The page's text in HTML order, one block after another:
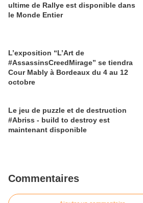
ultime de Rallye est disponible dans
le Monde Entier
L’exposition “L’Art de
#AssassinsCreedMirage” se tiendra
Cour Mably à Bordeaux du 4 au 12
octobre
Le jeu de puzzle et de destruction
#Abriss - build to destroy est
maintenant disponible
Commentaires